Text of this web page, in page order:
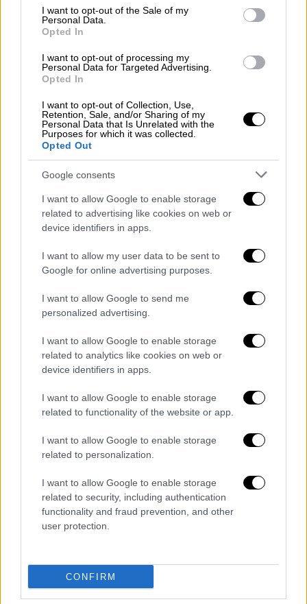
consent section.
I want to opt-out of the Sale of my
Personal Data.
Opted In
I want to opt-out of processing my
Personal Data for Targeted Advertising.
Opted In
I want to opt-out of Collection, Use,
Retention, Sale, and/or Sharing of my
Personal Data that Is Unrelated with the
Purposes for which it was collected.
Opted Out
Google consents
I want to allow Google to enable storage
related to advertising like cookies on web or
device identifiers in apps.
I want to allow my user data to be sent to
Google for online advertising purposes.
I want to allow Google to send me
personalized advertising.
I want to allow Google to enable storage
related to analytics like cookies on web or
device identifiers in apps.
I want to allow Google to enable storage
related to functionality of the website or app.
I want to allow Google to enable storage
related to personalization.
I want to allow Google to enable storage
related to security, including authentication
functionality and fraud prevention, and other
user protection.
CONFIRM
Διάλειμμα με αστάθεια και καταιγίδες
την Πέμπτη αλλά κοντά στους 40
βαθμούς το Σαββατοκύριακο
Από τη σημερινή αστάθεια, στην πολλή
Καιρός|07.07.2026 08:10
Ζέστη αλλά όχι καύσωνας τις επόμενες
ημέρες: Ηλιοφάνεια και 34άρια την
Τρίτη
Γλιτώνει και από τρίτο κύμα η Ελλάδα
περισσότερα άρθρα